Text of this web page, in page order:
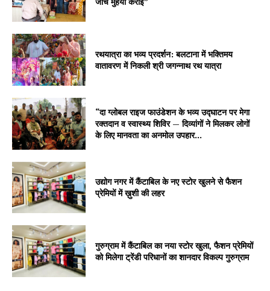
रथयात्रा का भव्य प्रदर्शन: बलटाना में भक्तिमय
वातावरण में निकली श्री जगन्नाथ रथ यात्रा
“दा ग्लोबल राइज फाउंडेशन के भव्य उद्घाटन पर मेगा
रक्तदान व स्वास्थ्य शिविर — दिव्यांगों ने मिलकर लोगों
के लिए मानवता का अनमोल उपहार...
उद्योग नगर में कैंटाबिल के नए स्टोर खुलने से फैशन
प्रेमियों में ख़ुशी की लहर
गुरुग्राम में कैंटाबिल का नया स्टोर खुला, फैशन प्रेमियों
को मिलेगा ट्रेंडी परिधानों का शानदार विकल्प गुरुग्राम